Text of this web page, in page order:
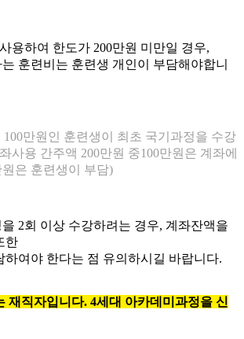
용하여 한도가 200만원 미만일 경우,
훈련비는 훈련생 개인이 부담해야합니
만원인 훈련생이 최초 국기과정을 수강
사용 간주액 200만원 중100만원은 계좌에
은 훈련생이 부담)
2회 이상 수강하려는 경우, 계좌잔액을
한
하여야 한다는 점 유의하시길 바랍니다.
재직자입니다. 4세대 아카데미과정을 신